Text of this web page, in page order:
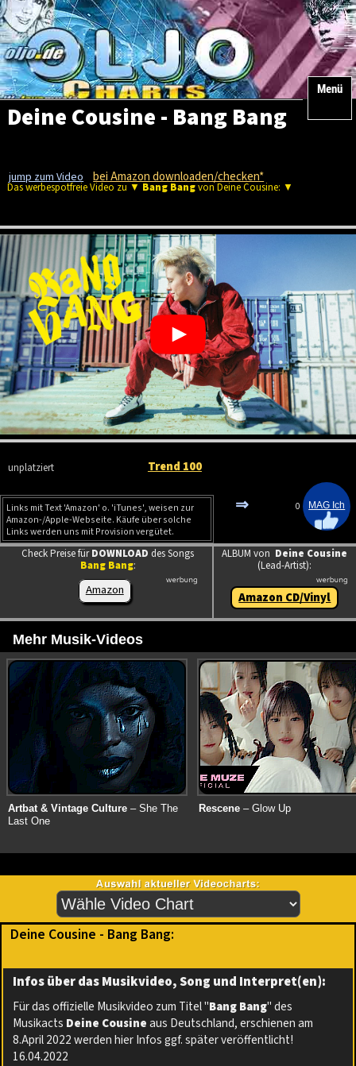
Menü
Deine Cousine - Bang Bang
jump zum Video bei Amazon downloaden/checken*
Das werbespotfreie Video zu ▼ Bang Bangvon Deine Cousine: ▼
unplatziert Trend 100
Links mit Text 'Amazon' o. 'iTunes', weisen zur
Amazon-/Apple-Webseite. Käufe über solche
Links werden uns mit Provision vergütet.
⇒ 0
Check Preise fürDOWNLOAD des Songs
Bang Bang:
Amazon
ALBUM von Deine Cousine
(Lead-Artist):
Amazon CD/Vinyl
Mehr Musik-Videos
Artbat & Vintage Culture – She The
Last One
Rescene – Glow Up
Deine Cousine - Bang Bang:
Infos über das Musikvideo, Song und Interpret(en):
Für das offizielle Musikvideo zum Titel "Bang Bang" des
Musikacts Deine Cousineaus Deutschland, erschienen am
8.April 2022 werden hier Infos ggf. später veröffentlicht!
16.04.2022